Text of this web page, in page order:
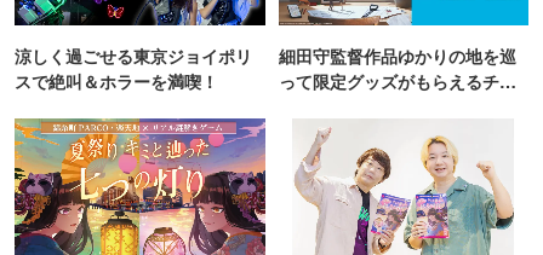
涼しく過ごせる東京ジョイポリ
スで絶叫＆ホラーを満喫！
細田守監督作品ゆかりの地を巡
って限定グッズがもらえるチャ